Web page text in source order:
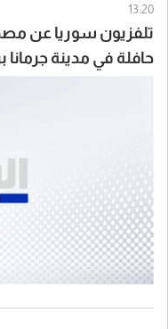
13:20
تلفزيون سوريا عن
حافلة في مدينة